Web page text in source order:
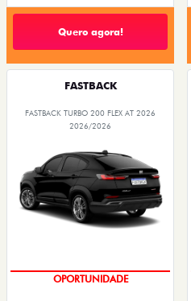
Quero agora!
FASTBACK
FASTBACK TURBO 200 FLEX AT 2026
2026/2026
OPORTUNIDADE